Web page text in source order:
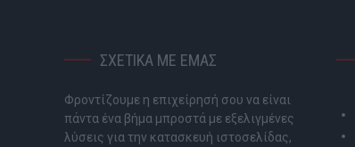
ΣΧΕΤΙΚΑ ΜΕ ΕΜΑΣ
Φροντίζουμε η επιχείρησή σου να είναι
πάντα ένα βήμα μπροστά με εξελιγμένες
λύσεις για την κατασκευή ιστοσελίδας,